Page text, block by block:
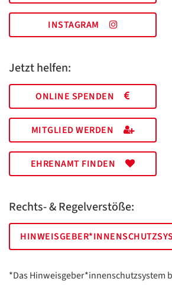
INSTAGRAM
Jetzt helfen:
ONLINE SPENDEN
MITGLIED WERDEN
EHRENAMT FINDEN
Rechts- & Regelverstöße:
*Das Hinweisgeber*innenschutzsystem